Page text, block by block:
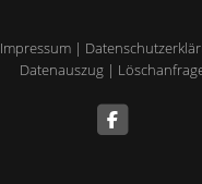
Impressum|
Datenauszug |